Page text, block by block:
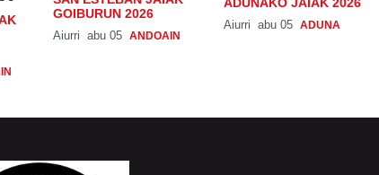
GOIBURUN 2026
Aiurri abu 05 ANDOAIN
Aiurri abu 05 ADUNA